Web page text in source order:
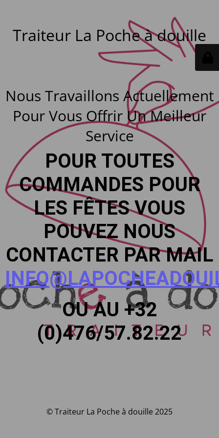
Traiteur La Poche à douille
Nous Travaillons Actuellement
Pour Vous Offrir Un Meilleur
Service
POUR TOUTES
COMMANDES POUR
LES FÊTES VOUS
POUVEZ NOUS
CONTACTER PAR MAIL
OU AU +32
(0)476/57.82.22
© Traiteur La Poche à douille 2025